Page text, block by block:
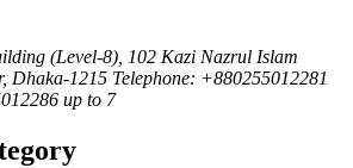
(Level-8), 102 Kazi Nazrul Islam
Dhaka-1215 Telephone: +880255012281
up to 7